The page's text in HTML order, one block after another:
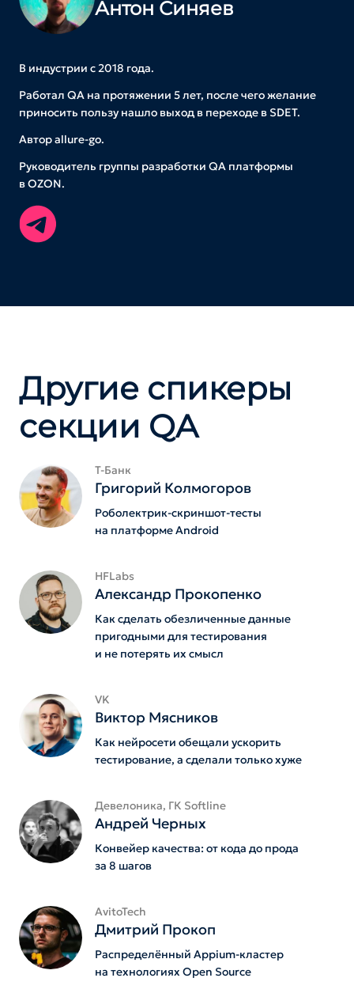
Антон Синяев
В индустрии с 2018 года.
Работал QA на протяжении 5 лет, после чего желание
приносить пользу нашло выход в переходе в SDET.
Автор allure-go.
Руководитель группы разработки QA платформы
в OZON.
Другие спикеры
секции QA
Т-Банк
Григорий Колмогоров
Роболектрик-скриншот-тесты
на платформе Android
HFLabs
Александр Прокопенко
Как сделать обезличенные данные
пригодными для тестирования
и не потерять их смысл
VK
Виктор Мясников
Как нейросети обещали ускорить
тестирование, а сделали только хуже
Девелоника, ГК Softline
Андрей Черных
Конвейер качества: от кода до прода
за 8 шагов
AvitoTech
Дмитрий Прокоп
Распределённый Appium-кластер
на технологиях Open Source